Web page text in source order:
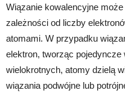
Wiązanie kowalencyjne
zależności od liczby
atomami. W przypadku
elektron, tworząc
wielokrotnych, atomy dzielą
wiązania podwójne lub